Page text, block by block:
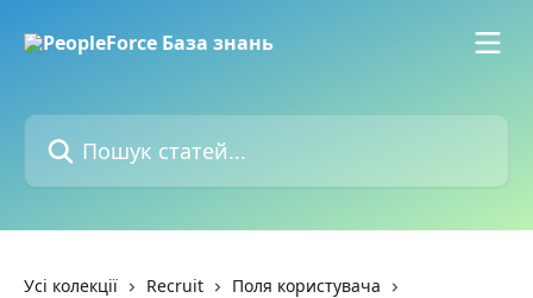
Пошук статей...
Усі колекції Recruit
Поля користувача